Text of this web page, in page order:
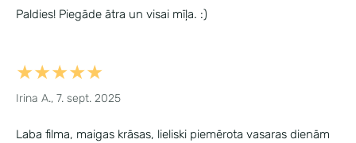
Paldies! Piegāde ātra un visai mīļa. :)
★★★★★
Irina A., 7. sept. 2025
Laba filma, maigas krāsas, lieliski piemērota vasaras dienām